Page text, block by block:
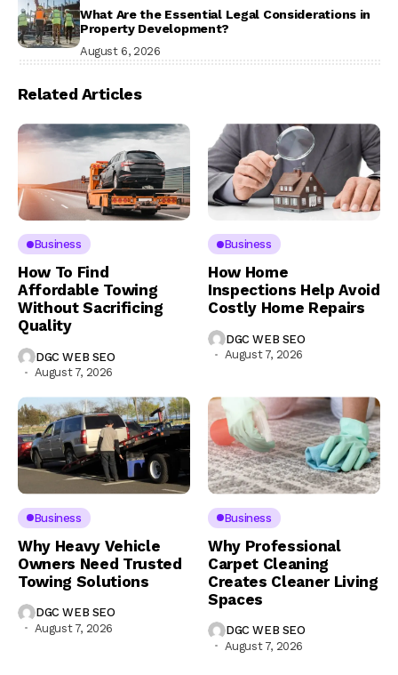
What Are the Essential Legal Considerations in
Property Development?
August 6, 2026
Related Articles
Business
How To Find
Affordable Towing
Without Sacrificing
Quality
DGC WEB SEO
August 7, 2026
Business
How Home
Inspections Help Avoid
Costly Home Repairs
DGC WEB SEO
August 7, 2026
Business
Why Heavy Vehicle
Owners Need Trusted
Towing Solutions
DGC WEB SEO
August 7, 2026
Business
Why Professional
Carpet Cleaning
Creates Cleaner Living
Spaces
DGC WEB SEO
August 7, 2026